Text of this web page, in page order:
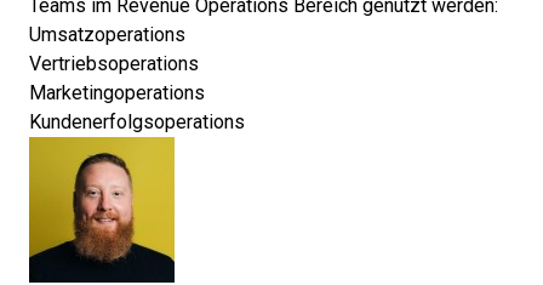
Teams im Revenue Operations Bereich genutzt werden:
Umsatzoperations
Vertriebsoperations
Marketingoperations
Kundenerfolgsoperations